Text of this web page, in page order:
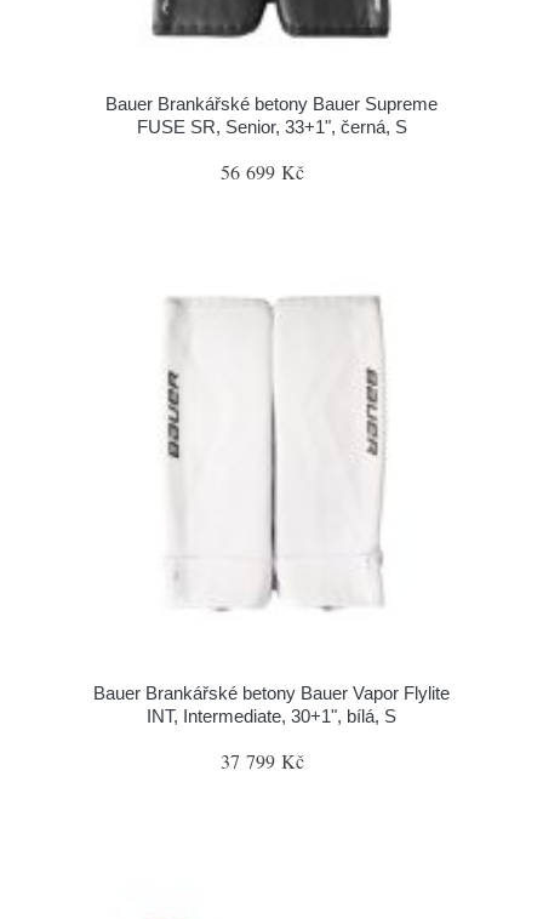
Bauer Brankářské betony Bauer Supreme
FUSE SR, Senior, 33+1", černá, S
56 699 Kč
Bauer Brankářské betony Bauer Vapor Flylite
INT, Intermediate, 30+1", bílá, S
37 799 Kč